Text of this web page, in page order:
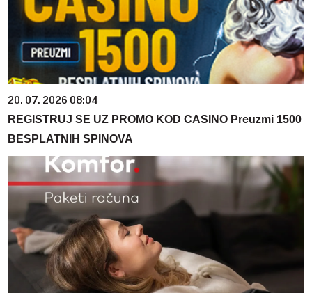
20. 07. 2026 08:04
REGISTRUJ SE UZ PROMO KOD CASINO Preuzmi 1500
BESPLATNIH SPINOVA